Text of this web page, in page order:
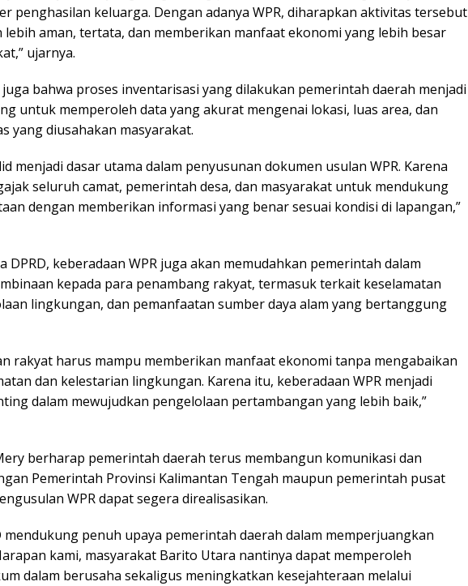
penghasilan keluarga. Dengan adanya WPR, diharapkan aktivitas tersebut
lebih aman, tertata, dan memberikan manfaat ekonomi yang lebih besar
ujarnya.
bahwa proses inventarisasi yang dilakukan pemerintah daerah menjadi
untuk memperoleh data yang akurat mengenai lokasi, luas area, dan
yang diusahakan masyarakat.
menjadi dasar utama dalam penyusunan dokumen usulan WPR. Karena
seluruh camat, pemerintah desa, dan masyarakat untuk mendukung
dengan memberikan informasi yang benar sesuai kondisi di lapangan,”
DPRD, keberadaan WPR juga akan memudahkan pemerintah dalam
kepada para penambang rakyat, termasuk terkait keselamatan
lingkungan, dan pemanfaatan sumber daya alam yang bertanggung
rakyat harus mampu memberikan manfaat ekonomi tanpa mengabaikan
dan kelestarian lingkungan. Karena itu, keberadaan WPR menjadi
dalam mewujudkan pengelolaan pertambangan yang lebih baik,”
berharap pemerintah daerah terus membangun komunikasi dan
Pemerintah Provinsi Kalimantan Tengah maupun pemerintah pusat
WPR dapat segera direalisasikan.
mendukung penuh upaya pemerintah daerah dalam memperjuangkan
kami, masyarakat Barito Utara nantinya dapat memperoleh
dalam berusaha sekaligus meningkatkan kesejahteraan melalui